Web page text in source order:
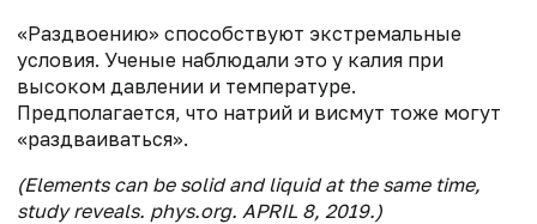
«Раздвоению» способствуют экстремальные
условия. Ученые наблюдали это у калия при
высоком давлении и температуре.
Предполагается, что натрий и висмут тоже могут
«раздваиваться».
(Elements can be solid and liquid at the same time,
study reveals. phys.org. APRIL 8, 2019.)